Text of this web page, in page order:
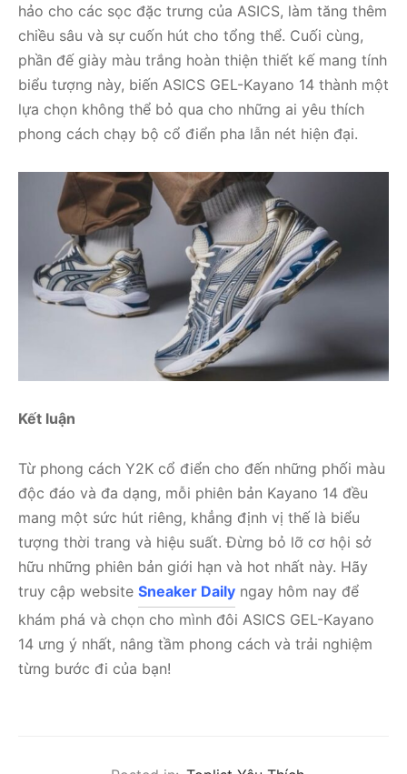
hảo cho các sọc đặc trưng của ASICS, làm tăng thêm
chiều sâu và sự cuốn hút cho tổng thể. Cuối cùng,
phần đế giày màu trắng hoàn thiện thiết kế mang tính
biểu tượng này, biến ASICS GEL-Kayano 14 thành một
lựa chọn không thể bỏ qua cho những ai yêu thích
phong cách chạy bộ cổ điển pha lẫn nét hiện đại.
Kết luận
Từ phong cách Y2K cổ điển cho đến những phối màu
độc đáo và đa dạng, mỗi phiên bản Kayano 14 đều
mang một sức hút riêng, khẳng định vị thế là biểu
tượng thời trang và hiệu suất. Đừng bỏ lỡ cơ hội sở
hữu những phiên bản giới hạn và hot nhất này. Hãy
truy cập website Sneaker Daily ngay hôm nay để
khám phá và chọn cho mình đôi ASICS GEL-Kayano
14 ưng ý nhất, nâng tầm phong cách và trải nghiệm
từng bước đi của bạn!